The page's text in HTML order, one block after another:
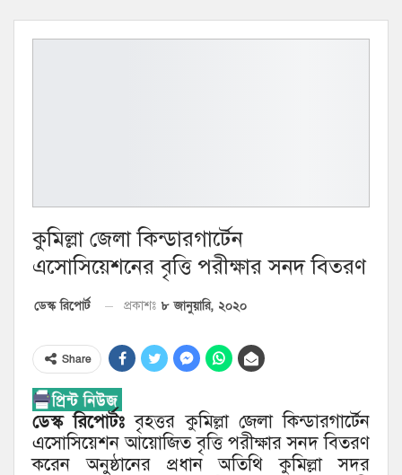
কুমিল্লা জেলা কিন্ডারগার্টেন
এসোসিয়েশনের বৃত্তি পরীক্ষার সনদ বিতরণ
ডেস্ক রিপোর্ট প্রকাশঃ ৮ জানুয়ারি, ২০২০
Share
ডেস্ক রিপোর্টঃ বৃহত্তর কুমিল্লা জেলা কিন্ডারগার্টেন
এসোসিয়েশন আয়োজিত বৃত্তি পরীক্ষার সনদ বিতরণ
করেন অনুষ্ঠানের প্রধান অতিথি কুমিল্লা সদর